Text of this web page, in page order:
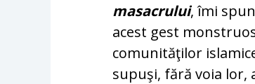
masacrului, îmi
acest gest
comunităţilor
supuşi, fără voia lor,